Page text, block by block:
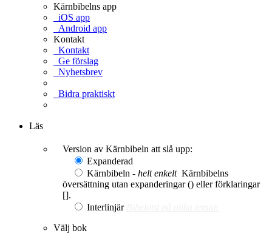
Kärnbibelns app
iOS app
Android app
Kontakt
Kontakt
Ge förslag
Nyhetsbrev
Bidra praktiskt
Läs
Version av Kärnbibeln att slå upp:
Expanderad
Kärnbibeln - helt enkelt Kärnbibelns
översättning utan expanderingar () eller förklaringar
[].
Interlinjär
Välj bok